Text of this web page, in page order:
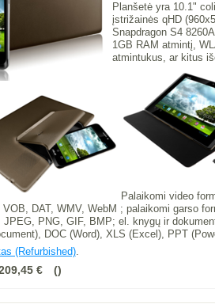
Planšetė yra 10.1"
įstrižainės qHD
Snapdragon S4
1GB RAM atmintį,
atmintukus, ar kitus
Palaikomi video
VOB, DAT, WMV, WebM ; palaikomi garso
JPEG, PNG, GIF, BMP; el. knygų ir
DOC (Word), XLS (Excel), PPT
(Refurbished).
€